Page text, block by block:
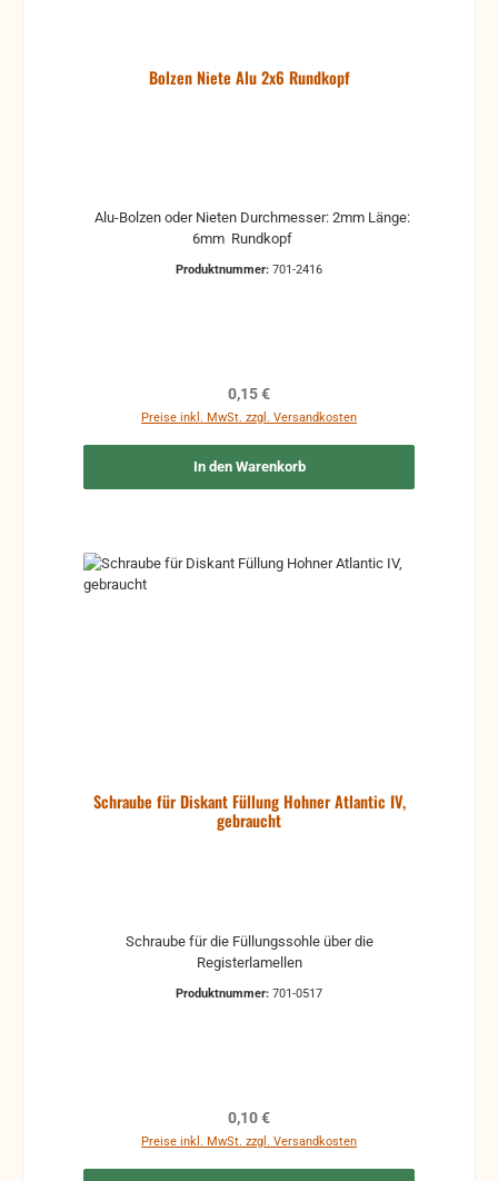
Bolzen Niete Alu 2x6 Rundkopf
Produktnummer: 701-2416
Regulärer Preis:
0,15 €
Preise inkl. MwSt. zzgl. Versandkosten
In den Warenkorb
Schraube für Diskant Füllung Hohner Atlantic IV,
gebraucht
Schraube für die Füllungssohle über die
Registerlamellen
Produktnummer: 701-0517
Regulärer Preis:
0,10 €
Preise inkl. MwSt. zzgl. Versandkosten